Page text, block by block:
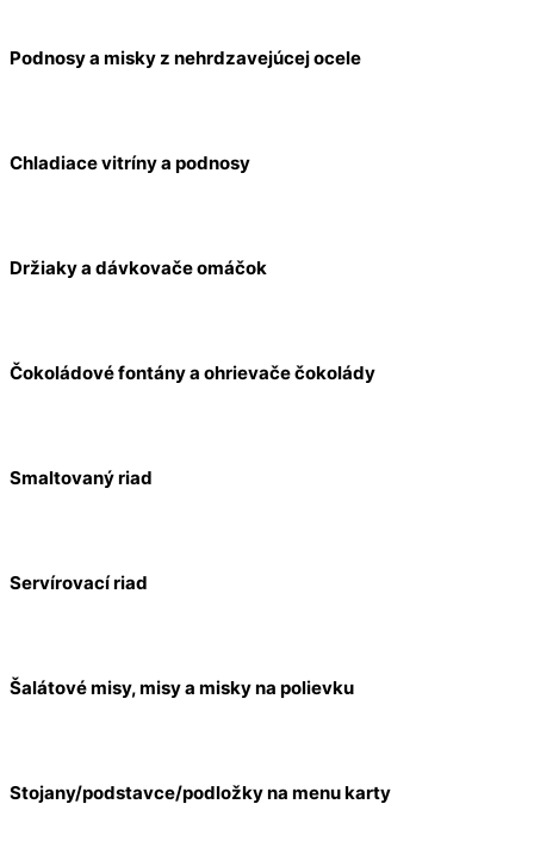
Podnosy a misky z nehrdzavejúcej ocele
Chladiace vitríny a podnosy
Držiaky a dávkovače omáčok
Čokoládové fontány a ohrievače čokolády
Smaltovaný riad
Servírovací riad
Šalátové misy, misy a misky na polievku
Stojany/podstavce/podložky na menu karty